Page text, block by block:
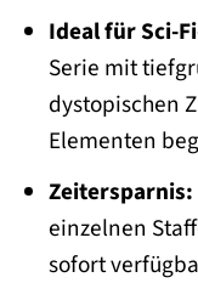
Ideal für Sci-
Serie mit
dystopischen
Elementen
Zeitersparnis:
einzelnen
sofort